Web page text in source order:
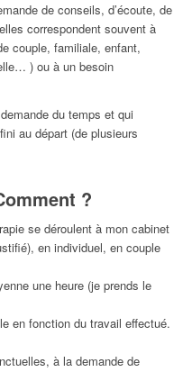
de conseils, d’écoute, de
correspondent souvent à
couple, familiale, enfant,
) ou à un besoin
du temps et qui
au départ (de plusieurs
?
se déroulent à mon cabinet
en individuel, en couple
une heure (je prends le
en fonction du travail effectué.
à la demande de